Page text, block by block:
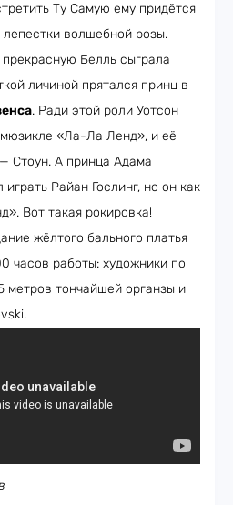
Ту Самую ему придётся
лепестки волшебной розы.
Белль сыграла
личиной прятался принц в
. Ради этой роли Уотсон
«Ла-Ла Ленд», и её
Стоун. А принца Адама
Райан Гослинг, но он как
Вот такая рокировка!
жёлтого бального платья
часов работы: художники по
метров тончайшей органзы и